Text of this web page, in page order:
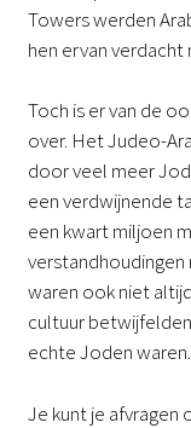
Towers werden
hen ervan
Toch is er van de
over. Het Judeo-
door veel meer
een verdwijnende
een kwart miljoen
waren ook niet
cultuur
echte Joden waren.
Je kunt je afvragen